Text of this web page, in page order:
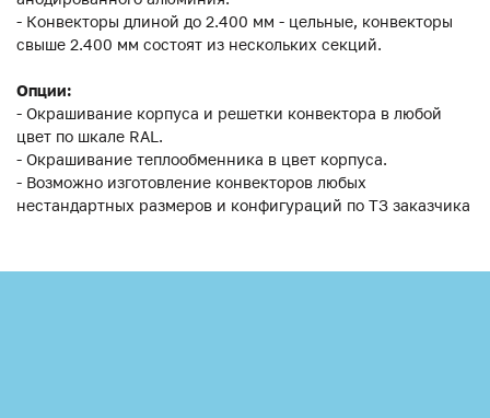
- Конвекторы длиной до 2.400 мм - цельные, конвекторы
свыше 2.400 мм состоят из нескольких секций.
Опции:
- Окрашивание корпуса и решетки конвектора в любой
цвет по шкале RAL.
- Окрашивание теплообменника в цвет корпуса.
- Возможно изготовление конвекторов любых
нестандартных размеров и конфигураций по ТЗ заказчика